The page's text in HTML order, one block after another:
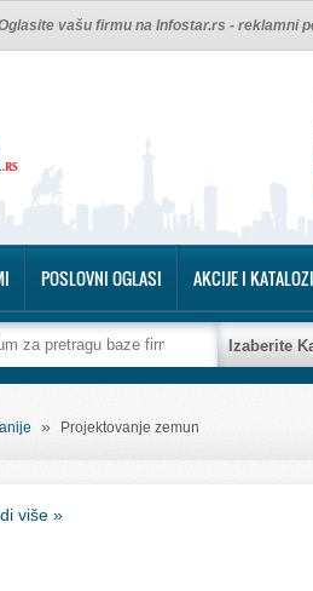
vašu firmu na Infostar.rs - reklamni
POSLOVNI OGLASI AKCIJE I KATALOZI
Izaberite
» Projektovanje zemun
više »